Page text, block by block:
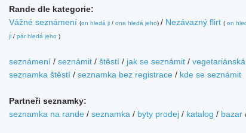
Rande dle kategorie:
Vážné seznámení (on hledá ji / ona hledá jeho) / Nezávazný flirt ( on
ji / pár hledá jeho )
seznámení / seznámit / štěstí / jak se seznámit / vegetariánská
seznamka štěstí / seznamka bez registrace / kde se seznámit
Partneři seznamky:
seznamka na rande / seznamka / byty prodej / katalog / bazar